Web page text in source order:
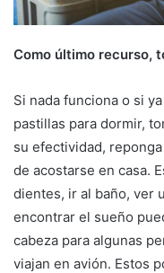
Como último recurso,
Si nada funciona o si
pastillas para dormir,
su efectividad,
de acostarse en casa.
dientes, ir al baño, ver
encontrar el sueño
cabeza para algunas
viajan en avión. Estos